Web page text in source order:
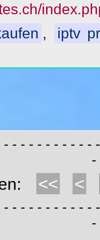
,
iptv
- - - - - - - - - -
-
<< <
- - - - - - - - - -
-